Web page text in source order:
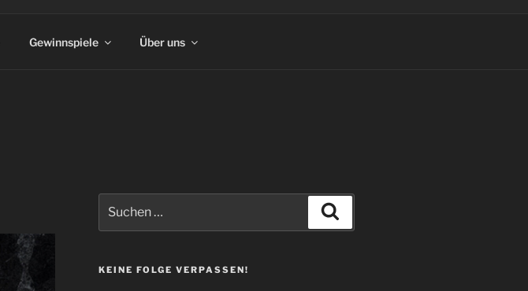
Gewinnspiele Über uns
nach:
KEINE FOLGE VERPASSEN!